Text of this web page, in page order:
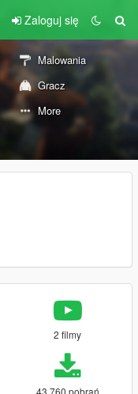
Zaloguj się
Malowania
Gracz
More
2 filmy
43 760 pobrań